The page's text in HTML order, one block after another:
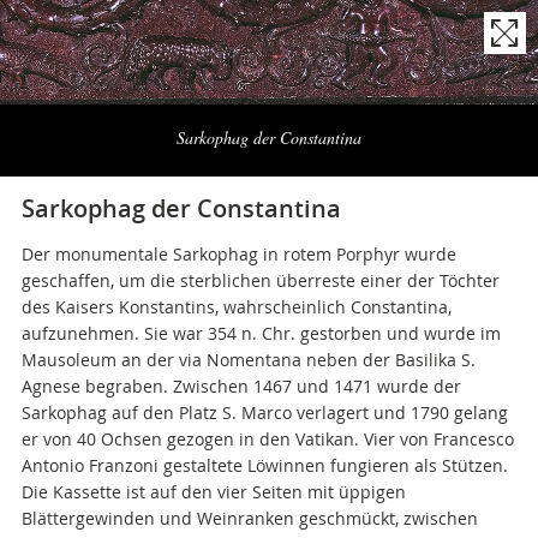
Sarkophag der Constantina
Naviga
Sarkophag der Constantina
Der monumentale Sarkophag in rotem Porphyr wurde
geschaffen, um die sterblichen überreste einer der Töchter
des Kaisers Konstantins, wahrscheinlich Constantina,
aufzunehmen. Sie war 354 n. Chr. gestorben und wurde im
Mausoleum an der via Nomentana neben der Basilika S.
Agnese begraben. Zwischen 1467 und 1471 wurde der
Sarkophag auf den Platz S. Marco verlagert und 1790 gelang
er von 40 Ochsen gezogen in den Vatikan. Vier von Francesco
Antonio Franzoni gestaltete Löwinnen fungieren als Stützen.
Die Kassette ist auf den vier Seiten mit üppigen
Blättergewinden und Weinranken geschmückt, zwischen